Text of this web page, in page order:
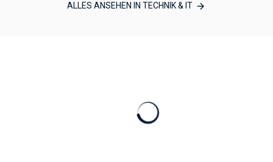
ALLES ANSEHEN IN TECHNIK & IT